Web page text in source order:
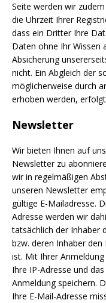
Seite werden wir
die Uhrzeit Ihrer
dass ein Dritter Ihre
Daten ohne Ihr Wissen
Absicherung
nicht. Ein Abgleich der
möglicherweise durch
erhoben werden,
Newsletter
Wir bieten Ihnen auf
Newsletter zu
wir in regelmäßigen
unseren Newsletter
gültige E-Mailadresse.
Adresse werden wir
tatsächlich der Inhaber
bzw. deren Inhaber
ist. Mit Ihrer
Ihre IP-Adresse und
Anmeldung speichern.
Ihre E-Mail-Adresse